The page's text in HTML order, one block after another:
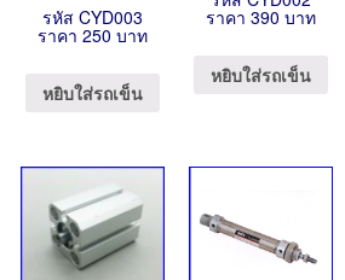
รหัส CYD003
ราคา 250 บาท
หยิบใส่รถเข็น
ราคา 390 บาท
หยิบใส่รถเข็น